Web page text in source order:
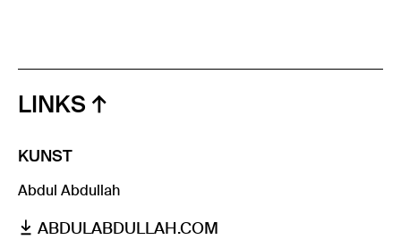
LINKS
KUNST
Abdul Abdullah
ABDULABDULLAH.COM